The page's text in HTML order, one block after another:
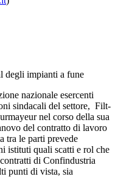
degli impianti a fune
nazionale esercenti
sindacali del settore, Filt-
nel corso della sua
del contratto di lavoro
tra le parti prevede
istituti quali scatti e rol che
di Confindustria
punti di vista, sia